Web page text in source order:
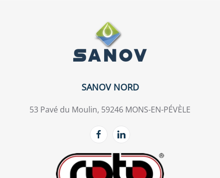
SANOV NORD
53 Pavé du Moulin, 59246 MONS-EN-PÉVÈLE